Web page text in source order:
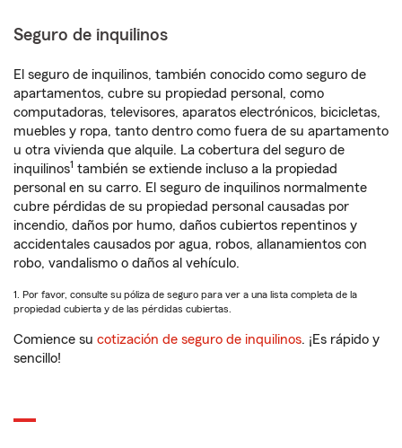
Seguro de inquilinos
El seguro de inquilinos, también conocido como seguro de
apartamentos, cubre su propiedad personal, como
computadoras, televisores, aparatos electrónicos, bicicletas,
muebles y ropa, tanto dentro como fuera de su apartamento
u otra vivienda que alquile. La cobertura del seguro de
inquilinos1 también se extiende incluso a la propiedad
personal en su carro. El seguro de inquilinos normalmente
cubre pérdidas de su propiedad personal causadas por
incendio, daños por humo, daños cubiertos repentinos y
accidentales causados por agua, robos, allanamientos con
robo, vandalismo o daños al vehículo.
1. Por favor, consulte su póliza de seguro para ver a una lista completa de la
propiedad cubierta y de las pérdidas cubiertas.
Comience su cotización de seguro de inquilinos. ¡Es rápido y
sencillo!